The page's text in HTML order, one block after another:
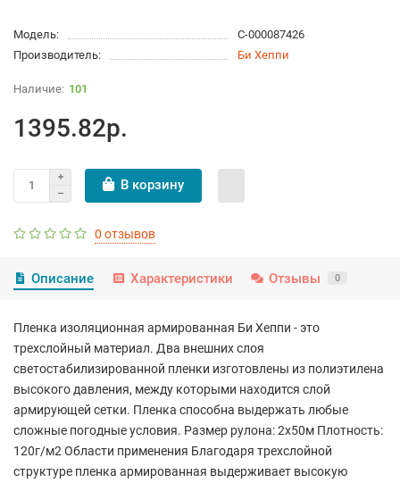
Модель:
С-000087426
Производитель:
Би Хеппи
101
1395.82р.
В корзину
0 отзывов
Описание Характеристики Отзывы 0
Пленка изоляционная армированная Би Хеппи - это
трехслойный материал. Два внешних слоя
светостабилизированной пленки изготовлены из полиэтилена
высокого давления, между которыми находится слой
армирующей сетки. Пленка способна выдержать любые
сложные погодные условия. Размер рулона: 2х50м Плотность:
120г/м2 Области применения Благодаря трехслойной
структуре пленка армированная выдерживает высокую